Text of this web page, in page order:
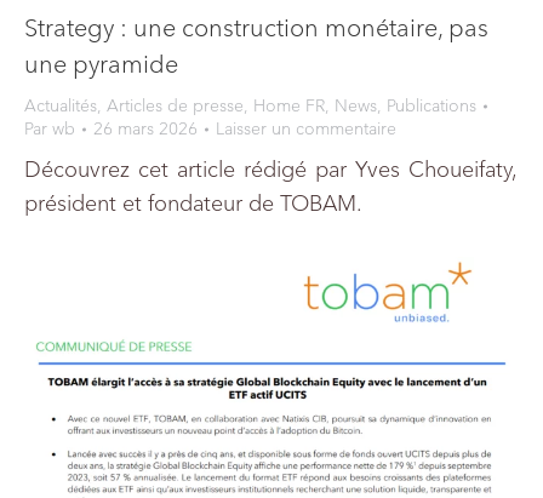
Strategy : une construction monétaire, pas
une pyramide
Actualités, Articles de presse, Home FR, News, Publications
Par wb 26 mars 2026 Laisser un commentaire
Découvrez cet article rédigé par Yves Choueifaty,
président et fondateur de TOBAM.